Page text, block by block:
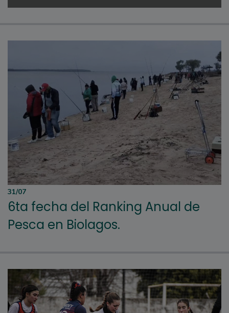
31/07
6ta fecha del Ranking Anual de
Pesca en Biolagos.